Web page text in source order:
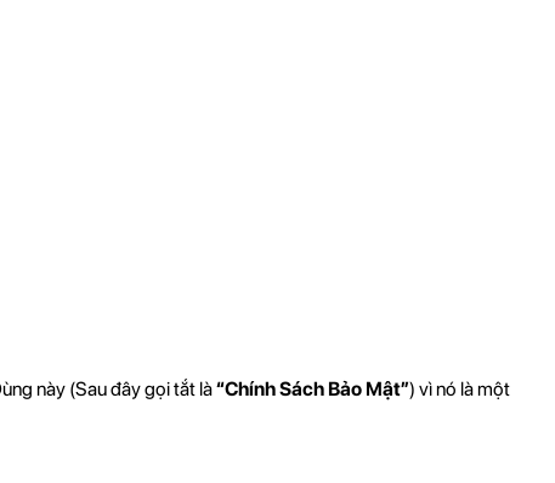
này (Sau đây gọi tắt là“Chính Sách Bảo Mật”) vì nó là một